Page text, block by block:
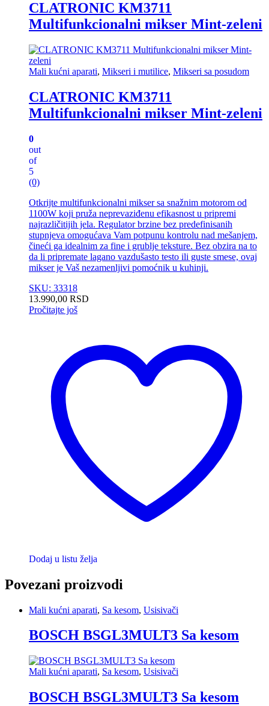
CLATRONIC KM3711
Multifunkcionalni mikser Mint-zeleni
Mali kućni aparati, Mikseri i mutilice, Mikseri sa posudom
CLATRONIC KM3711
Multifunkcionalni mikser Mint-zeleni
0
out
of
5
(0)
Otkrijte multifunkcionalni mikser sa snažnim motorom od
1100W koji pruža neprevaziđenu efikasnost u pripremi
najrazličitijih jela. Regulator brzine bez predefinisanih
stupnjeva omogućava Vam potpunu kontrolu nad mešanjem,
čineći ga idealnim za fine i grublje teksture. Bez obzira na to
da li pripremate lagano vazdušasto testo ili guste smese, ovaj
mikser je Vaš nezamenljivi pomoćnik u kuhinji.
SKU: 33318
13.990,00 RSD
Pročitajte još
Dodaj u listu želja
Povezani proizvodi
Mali kućni aparati, Sa kesom, Usisivači
BOSCH BSGL3MULT3 Sa kesom
Mali kućni aparati, Sa kesom, Usisivači
BOSCH BSGL3MULT3 Sa kesom